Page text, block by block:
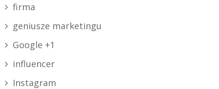
firma
geniusze marketingu
Google +1
influencer
Instagram